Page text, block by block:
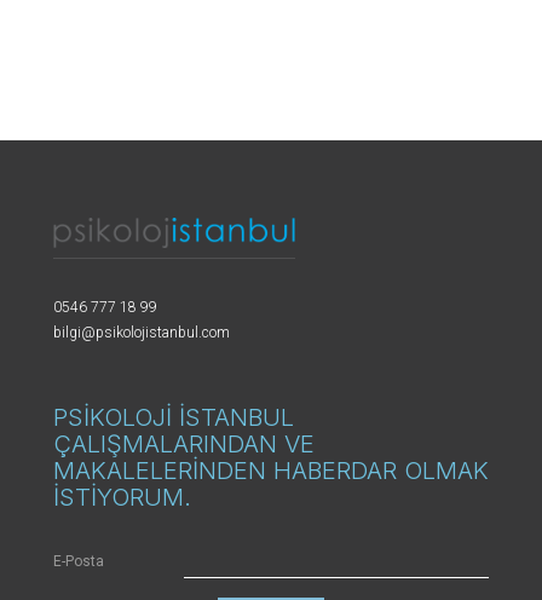
0546 777 18 99
bilgi@psikolojistanbul.com
PSİKOLOJİ İSTANBUL
ÇALIŞMALARINDAN VE
MAKALELERİNDEN HABERDAR OLMAK
İSTİYORUM.
E-Posta